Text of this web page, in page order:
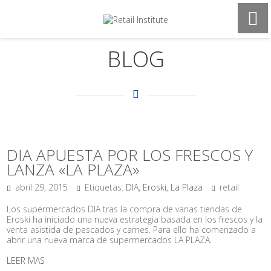
BLOG
DIA APUESTA POR LOS FRESCOS Y
LANZA «LA PLAZA»
abril 29, 2015 Etiquetas: DIA, Eroski, La Plaza
retail
Los supermercados DIA tras la compra de varias tiendas de
Eroski ha iniciado una nueva estrategia basada en los frescos y la
venta asistida de pescados y carnes. Para ello ha comenzado a
abrir una nueva marca de supermercados LA PLAZA.
LEER MAS